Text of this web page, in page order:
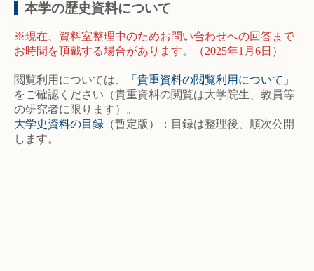
本学の歴史資料について
※現在、資料室整理中のためお問い合わせへの回答まで
お時間を頂戴する場合があります。（2025年1月6日）
閲覧利用については、
「貴重資料の閲覧利用について」
をご確認ください（貴重資料の閲覧は大学院生、教員等
の研究者に限ります）。
大学史資料の目録 （暫定版）：目録は整理後、順次公開
します。